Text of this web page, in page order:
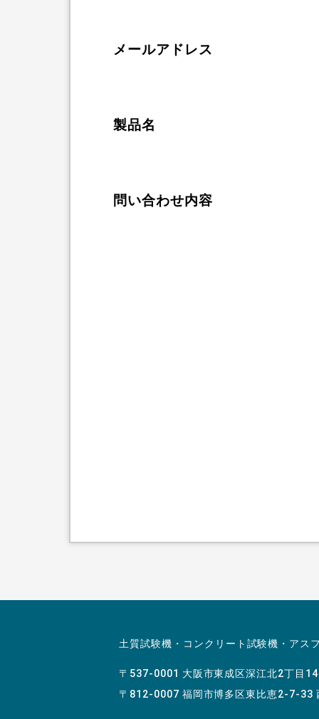
メールアドレス
製品名
問い合わせ内容
土質試験機・コンクリート試験機・ア
〒537-0001 大阪市東成区深江北2丁目
〒812-0007 福岡市博多区東比恵2-7-33